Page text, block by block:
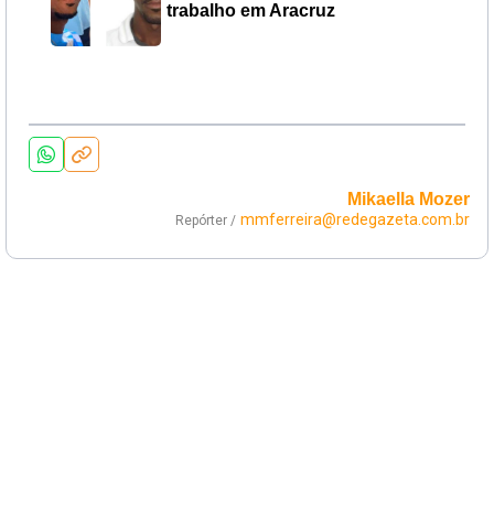
trabalho em Aracruz
Mikaella Mozer
Repórter / mmferreira@redegazeta.com.br